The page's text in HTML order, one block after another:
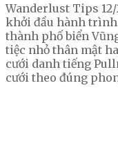
Wanderlust Tips
khởi đầu hành
thành phố biển
tiệc nhỏ thân mật
cưới danh tiếng
cưới theo đúng